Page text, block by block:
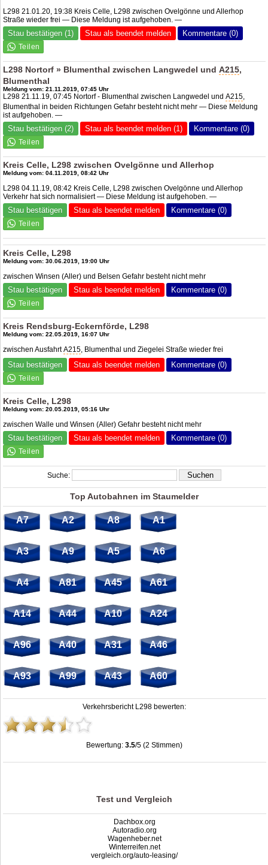
L298 21.01.20, 19:38 Kreis Celle, L298 zwischen Ovelgönne und Allerhop
Straße wieder frei — Diese Meldung ist aufgehoben. —
Stau bestätigen (1) Stau als beendet melden Kommentare (0)
L298 Nortorf » Blumenthal zwischen Langwedel undA215,
Blumenthal
Meldung vom: 21.11.2019, 07:45 Uhr
L298 21.11.19, 07:45 Nortorf - Blumenthal zwischen Langwedel undA215,
Blumenthal in beiden Richtungen Gefahr besteht nicht mehr — Diese Meldung
ist aufgehoben. —
Stau bestätigen (2) Stau als beendet melden (1) Kommentare (0)
Kreis Celle, L298 zwischen Ovelgönne und Allerhop
Meldung vom: 04.11.2019, 08:42 Uhr
L298 04.11.19, 08:42 Kreis Celle, L298 zwischen Ovelgönne und Allerhop
Verkehr hat sich normalisiert — Diese Meldung ist aufgehoben. —
Stau bestätigen Stau als beendet melden Kommentare (0)
Kreis Celle, L298
Meldung vom: 30.06.2019, 19:00 Uhr
zwischen Winsen (Aller) und Belsen Gefahr besteht nicht mehr
Stau bestätigen Stau als beendet melden Kommentare (0)
Kreis Rendsburg-Eckernförde, L298
Meldung vom: 22.05.2019, 16:07 Uhr
zwischen AusfahrtA215, Blumenthal und Ziegelei Straße wieder frei
Stau bestätigen Stau als beendet melden Kommentare (0)
Kreis Celle, L298
Meldung vom: 20.05.2019, 05:16 Uhr
zwischen Walle und Winsen (Aller) Gefahr besteht nicht mehr
Stau bestätigen Stau als beendet melden Kommentare (0)
Suche:
Top Autobahnen im Staumelder
A7 A2 A8 A1
A3 A9 A5 A6
A4 A81 A45 A61
A14 A44 A10 A24
A96 A40 A31 A46
A93 A99 A43 A60
Verkehrsbericht L298 bewerten:
Bewertung:3.5/5 (2 Stimmen)
Stau L298: Unfälle, Sperrung & Baustellen | Staumelder L298 ,3.5out of5based
Test und Vergleich
Dachbox.org
Autoradio.org
Wagenheber.net
Winterreifen.net
vergleich.org/auto-leasing/